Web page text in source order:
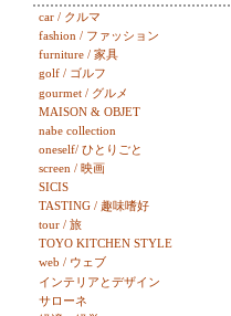
car / クルマ
fashion / ファッション
furniture / 家具
golf / ゴルフ
gourmet / グルメ
MAISON & OBJET
nabe collection
oneself/ ひとりごと
screen / 映画
SICIS
TASTING / 趣味嗜好
tour / 旅
TOYO KITCHEN STYLE
web / ウェブ
インテリアとデザイン
サローネ